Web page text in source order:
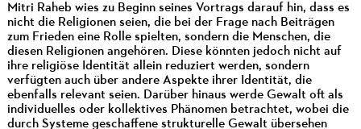
Mitri Raheb wies zu Beginn seines Vortrags darauf hin, dass es
nicht die Religionen seien, die bei der Frage nach Beiträgen
zum Frieden eine Rolle spielten, sondern die Menschen, die
diesen Religionen angehören. Diese könnten jedoch nicht auf
ihre religiöse Identität allein reduziert werden, sondern
verfügten auch über andere Aspekte ihrer Identität, die
ebenfalls relevant seien. Darüber hinaus werde Gewalt oft als
individuelles oder kollektives Phänomen betrachtet, wobei die
durch Systeme geschaffene strukturelle Gewalt übersehen